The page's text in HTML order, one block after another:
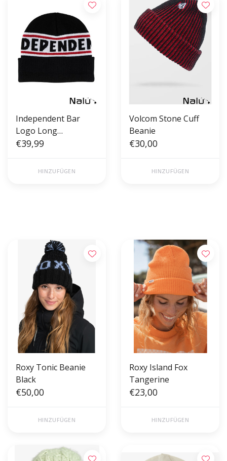
Independent Bar
Logo Long
Shoreman Beanie
€39,99
HINZUFÜGEN
Volcom Stone Cuff
Beanie
€30,00
HINZUFÜGEN
Roxy Tonic Beanie
Black
€50,00
HINZUFÜGEN
Roxy Island Fox
Tangerine
€23,00
HINZUFÜGEN